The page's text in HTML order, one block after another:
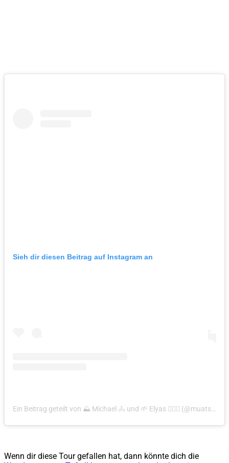
Sieh dir diesen Beitrag auf Instagram an
Wenn dir diese Tour gefallen hat, dann könnte dich die